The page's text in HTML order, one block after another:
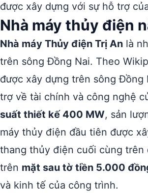
được xây dựng với sự hỗ trợ
Nhà máy thủy điện
Nhà máy Thủy điện Trị An là
trên sông Đồng Nai. Theo
được xây dựng trên sông Đồng
trợ về tài chính và công nghệ
suất thiết kế 400 MW, sản
máy thủy điện đầu tiên được
thang thủy điện cuối cùng trên
trên mặt sau tờ tiền 5.000
và kinh tế của công trình.